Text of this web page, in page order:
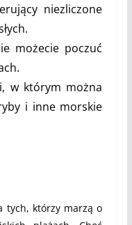
niezliczone
możecie poczuć
w którym można
i inne morskie
tych, którzy marzą o